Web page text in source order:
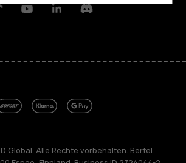
YoutubeLinkedinDiscord
Global. Alle Rechte vorbehalten. Bertel